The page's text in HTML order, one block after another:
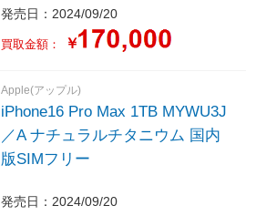
発売日：2024/09/20
買取金額： ￥
Apple(アップル)
iPhone16 Pro Max 1TB MYWU3J
／A ナチュラルチタニウム 国内
版SIMフリー
発売日：2024/09/20